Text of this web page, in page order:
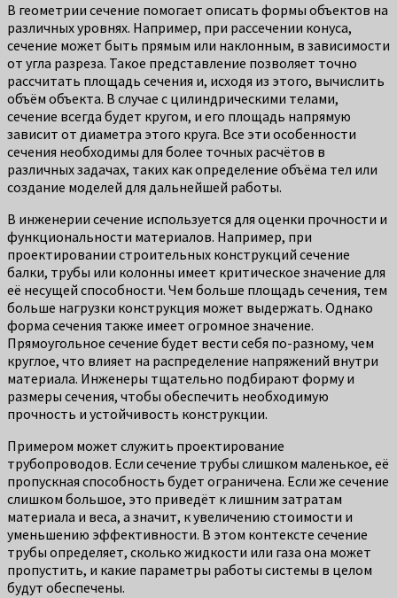
В геометрии сечение помогает описать формы объектов на
различных уровнях. Например, при рассечении конуса,
сечение может быть прямым или наклонным, в зависимости
от угла разреза. Такое представление позволяет точно
рассчитать площадь сечения и, исходя из этого, вычислить
объём объекта. В случае с цилиндрическими телами,
сечение всегда будет кругом, и его площадь напрямую
зависит от диаметра этого круга. Все эти особенности
сечения необходимы для более точных расчётов в
различных задачах, таких как определение объёма тел или
создание моделей для дальнейшей работы.
В инженерии сечение используется для оценки прочности и
функциональности материалов. Например, при
проектировании строительных конструкций сечение
балки, трубы или колонны имеет критическое значение для
её несущей способности. Чем больше площадь сечения, тем
больше нагрузки конструкция может выдержать. Однако
форма сечения также имеет огромное значение.
Прямоугольное сечение будет вести себя по-разному, чем
круглое, что влияет на распределение напряжений внутри
материала. Инженеры тщательно подбирают форму и
размеры сечения, чтобы обеспечить необходимую
прочность и устойчивость конструкции.
Примером может служить проектирование
трубопроводов. Если сечение трубы слишком маленькое, её
пропускная способность будет ограничена. Если же сечение
слишком большое, это приведёт к лишним затратам
материала и веса, а значит, к увеличению стоимости и
уменьшению эффективности. В этом контексте сечение
трубы определяет, сколько жидкости или газа она может
пропустить, и какие параметры работы системы в целом
будут обеспечены.